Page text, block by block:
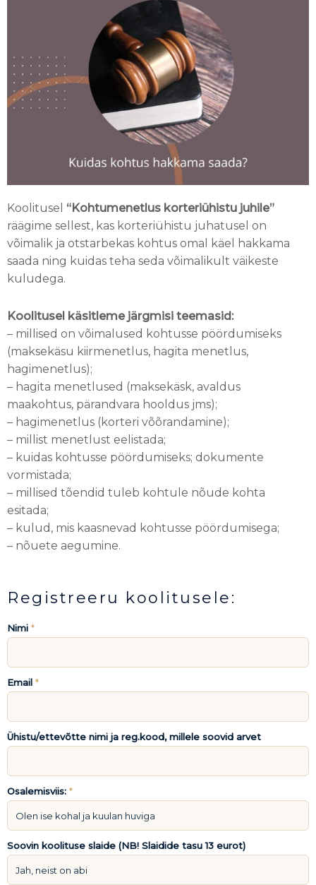
Koolitusel “Kohtumenetlus korteriühistu juhile”
räägime sellest, kas korteriühistu juhatusel on
võimalik ja otstarbekas kohtus omal käel hakkama
saada ning kuidas teha seda võimalikult väikeste
kuludega.
Koolitusel käsitleme järgmisi teemasid:
– millised on võimalused kohtusse pöördumiseks
(maksekäsu kiirmenetlus, hagita menetlus,
hagimenetlus);
– hagita menetlused (maksekäsk, avaldus
maakohtus, pärandvara hooldus jms);
– hagimenetlus (korteri võõrandamine);
– millist menetlust eelistada;
– kuidas kohtusse pöördumiseks; dokumente
vormistada;
– millised tõendid tuleb kohtule nõude kohta
esitada;
– kulud, mis kaasnevad kohtusse pöördumisega;
– nõuete aegumine.
Registreeru koolitusele:
Nimi *
Email *
Ühistu/ettevõtte nimi ja reg.kood, millele soovid arvet
Osalemisviis: *
Soovin koolituse slaide (NB! Slaidide tasu 13 eurot)